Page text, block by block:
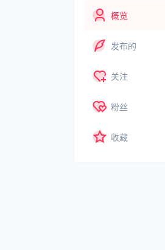
概览
发布的
关注
粉丝
收藏